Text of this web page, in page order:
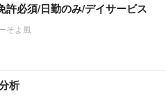
許必須/日勤のみ/デイサービス
そよ風
析